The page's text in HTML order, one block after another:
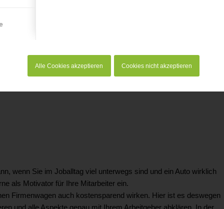
Alle Cookies akzeptieren Cookies nicht akzeptieren
wenn Sie im Joballtag viel unterwegs sind und ein Auto wirklich
als Motivator für Ihre Mitarbeiter ein.
Firmenwagen auch kostensparend wirken. Hier ist es deswegen
und alle Aspekte genau mit Ihrem Arbeitgeber abklären. In der